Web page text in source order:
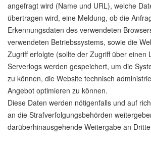
angefragt wird (Name und URL), welche
übertragen wird, eine Meldung, ob die
Erkennungsdaten des verwendeten
verwendeten Betriebssystems, sowie die
Zugriff erfolgte (sollte der Zugriff über einen
Serverlogs werden gespeichert, um die
zu können, die Website technisch
Angebot optimieren zu können.
Diese Daten werden nötigenfalls und auf
an die Strafverfolgungsbehörden
darüberhinausgehende Weitergabe an